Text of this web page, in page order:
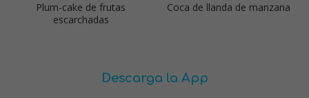
Plum-cake de frutas
escarchadas
Coca de llanda de manzana
Descarga la App